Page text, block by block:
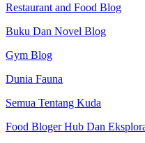
Restaurant and Food Blog
Buku Dan Novel Blog
Gym Blog
Dunia Fauna
Semua Tentang Kuda
Food Bloger Hub Dan